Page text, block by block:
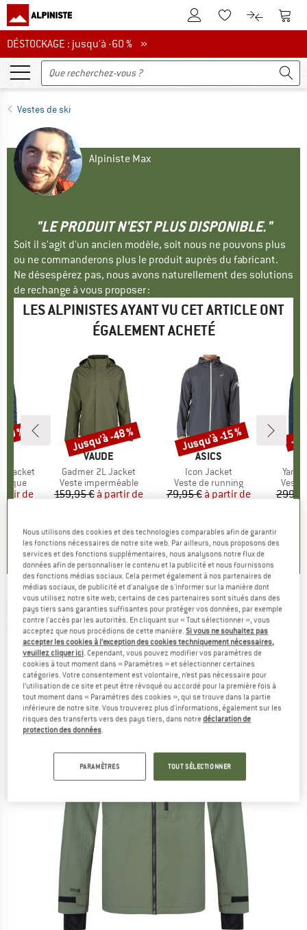
Vers le compte client
Vers la liste
Vers le
DÉSTOCKAGE : jusqu'à -60 %
DÉSTOCKAGE : jusqu'à -60 % »
Vestes de ski
Alpiniste Max
"LE PRODUIT N'EST PLUS DISPONIBLE."
Soit il s'agit d'un ancien modèle, soit nous ne pouvons plus
ou ne commanderons plus le produit auprès du fabricant.
Ne désespérez pas, nous avons naturellement des solutions
de rechange à vous proposer :
LES ALPINISTES AYANT VU CET ARTICLE ONT
ÉGALEMENT ACHETÉ
Jacket
réduit
de
)
%
MARQUE
VAUDE
Article
Gadmer 2L Jacket
Product group
Veste imperméable
Prix
159,95 € Prix réduit
à partir de
4,3(12)
Remise
Jusqu'à -48 %
MARQUE
ASICS
Article
Icon Jacket
Product group
Veste de running
Prix
79,95 € Prix réduit
à partir de
0,0 (0)
Remise
Jusqu'à -15 %
Article
Veste
-
REHALL - Brasko - Veste de ski
(0)
Nous utilisons des cookies et des technologies comparables afin de garantir
les fonctions nécessaires de notre site web. Par ailleurs, nous proposons des
services et des fonctions supplémentaires, nous analysons notre flux de
données afin de personnaliser le contenu et la publicité et nous fournissons
des fonctions médias sociaux. Cela permet également à nos partenaires de
médias sociaux, de publicité et d'analyse de s'informer sur la manière dont
vous utilisez notre site web; certains de ces partenaires sont situés dans des
pays tiers sans garanties suffisantes pour protéger vos données, par exemple
contre l'accès par les autorités. En cliquant sur « Tout sélectionner », vous
acceptez que nous procédions de cette manière.Si vous ne souhaitez pas
accepter les cookies à l’exception des cookies techniquement nécessaires,
veuillez cliquer ici. Cependant, vous pouvez modifier vos paramètres de
cookies à tout moment dans « Paramètres » et sélectionner certaines
catégories. Votre consentement est volontaire, n’est pas nécessaire pour
l’utilisation de ce site et peut être révoqué ou accordé pour la première fois à
tout moment dans « Paramètres des cookies », qui se trouve dans la partie
inférieure de notre site. Vous trouverez plus d'informations, également sur les
risques des transferts vers des pays tiers, dans notredéclaration de
protection des données.
PARAMÈTRES TOUT SÉLECTIONNER